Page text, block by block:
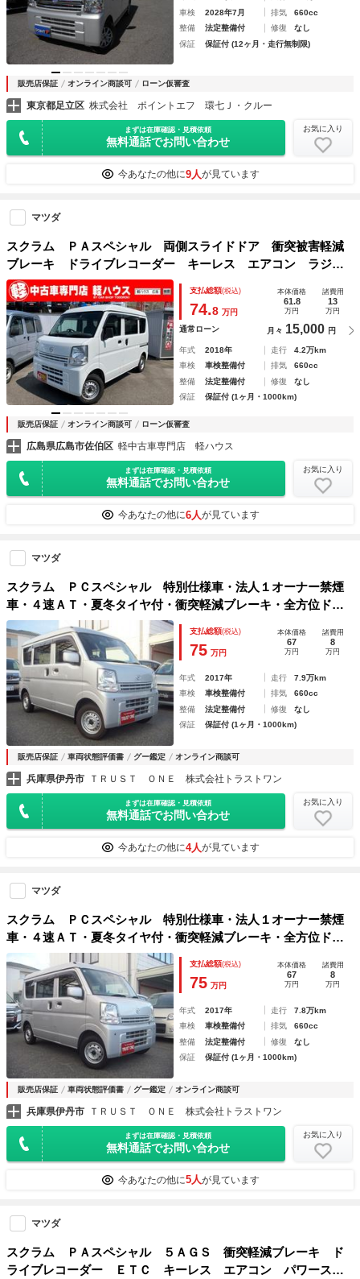
車検
2028年7月 排気
660cc
整備
法定整備付 修復
なし
保証
保証付 (12ヶ月・走行無制限)
販売店保証 オンライン商談可 ローン仮審査
東京都足立区 株式会社 ポイントエフ 環七Ｊ・クルー
まずは在庫確認・見積依頼
無料通話でお問い合わせ
お気に入り
今あなたの他に9人が見ています
マツダ
スクラム ＰＡスペシャル 両側スライドドア 衝突被害軽減
ブレーキ ドライブレコーダー キーレス エアコン ラジオ
デッキ ５ＡＧＳ車 ２ｎｄ発進 Ｗエアバック ＡＢＳ パ
ワーステアリング
支払総額(税込)
74.8 万円
本体価格
61.8
万円
諸費用
13
万円
通常ローン 月々 15,000 円
年式 2018年 走行
4.2万km
車検
車検整備付 排気
660cc
整備
法定整備付 修復
なし
保証
保証付 (1ヶ月・1000km)
販売店保証 オンライン商談可 ローン仮審査
広島県広島市佐伯区 軽中古車専門店 軽ハウス
まずは在庫確認・見積依頼
無料通話でお問い合わせ
お気に入り
今あなたの他に6人が見ています
マツダ
スクラム ＰＣスペシャル 特別仕様車・法人１オーナー禁煙
車・４速ＡＴ・夏冬タイヤ付・衝突軽減ブレーキ・全方位ドラ
レコ・純正ＳＤナビ・フルセグＴＶ・ブルートゥース・前後コ
ーナーセンサー・ＥＴＣ・キーレスキー・電動格納ドアミラー
支払総額(税込)
75 万円
本体価格
67
万円
諸費用
8
万円
年式 2017年 走行
7.9万km
車検
車検整備付 排気
660cc
整備
法定整備付 修復
なし
保証
保証付 (1ヶ月・1000km)
販売店保証 車両状態評価書 グー鑑定 オンライン商談可
兵庫県伊丹市 ＴＲＵＳＴ ＯＮＥ 株式会社トラストワン
まずは在庫確認・見積依頼
無料通話でお問い合わせ
お気に入り
今あなたの他に4人が見ています
マツダ
スクラム ＰＣスペシャル 特別仕様車・法人１オーナー禁煙
車・４速ＡＴ・夏冬タイヤ付・衝突軽減ブレーキ・全方位ドラ
レコ・純正ＳＤナビ・フルセグＴＶ・ブルートゥース・前後コ
ーナーセンサー・ＥＴＣ・キーレスキー・電動格納ドアミラー
支払総額(税込)
75 万円
本体価格
67
万円
諸費用
8
万円
年式 2017年 走行
7.8万km
車検
車検整備付 排気
660cc
整備
法定整備付 修復
なし
保証
保証付 (1ヶ月・1000km)
販売店保証 車両状態評価書 グー鑑定 オンライン商談可
兵庫県伊丹市 ＴＲＵＳＴ ＯＮＥ 株式会社トラストワン
まずは在庫確認・見積依頼
無料通話でお問い合わせ
お気に入り
今あなたの他に5人が見ています
マツダ
スクラム ＰＡスペシャル ５ＡＧＳ 衝突軽減ブレーキ ド
ライブレコーダー ＥＴＣ キーレス エアコン パワーステ